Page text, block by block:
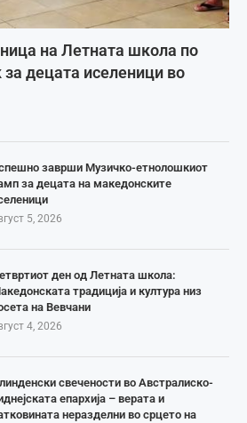
на Летната школа по
за децата иселеници во
заврши Музичко-етнолошкиот
за децата на македонските
5, 2026
ден од Летната школа:
традиција и култура низ
на Вевчани
4, 2026
свечености во Австралиско-
епархија – верата и
неразделни во срцето на